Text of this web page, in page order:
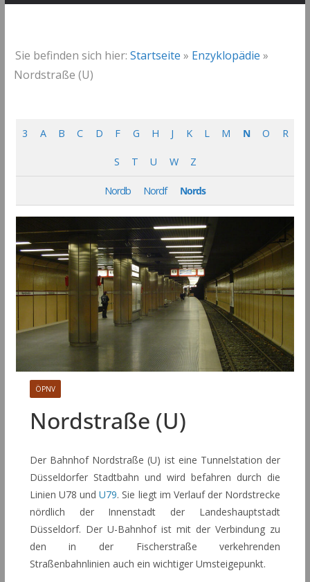
Sie befinden sich hier: Startseite » Enzyklopädie »
Nordstraße (U)
3 A B C D F G H J K L M N O R
S T U W Z
Nordb Nordf Nords
ÖPNV
Nordstraße (U)
Der Bahnhof Nordstraße (U) ist eine Tunnelstation der
Düsseldorfer Stadtbahn und wird befahren durch die
Linien U78 undU79. Sie liegt im Verlauf der Nordstrecke
nördlich der Innenstadt der Landeshauptstadt
Düsseldorf. Der U-Bahnhof ist mit der Verbindung zu
den in der Fischerstraße verkehrenden
Straßenbahnlinien auch ein wichtiger Umsteigepunkt.